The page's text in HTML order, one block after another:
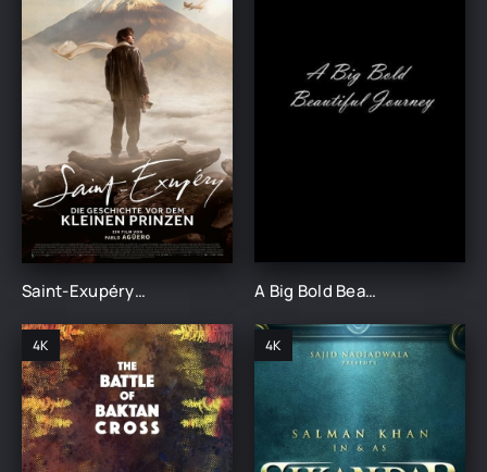
Saint-Exupéry – Die Geschichte vor dem kleinen Prinzen (2025) A Big Bold Beautiful Journey (2025)
4K 4K